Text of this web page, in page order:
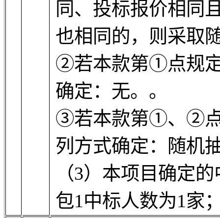
同、投标报价相同
也相同的，则采取
②若本款第①点规定
确定： 无。 。
③若本款第①、②点
列方式确定：随机
（3）本项目确定
包1中标人数为1家